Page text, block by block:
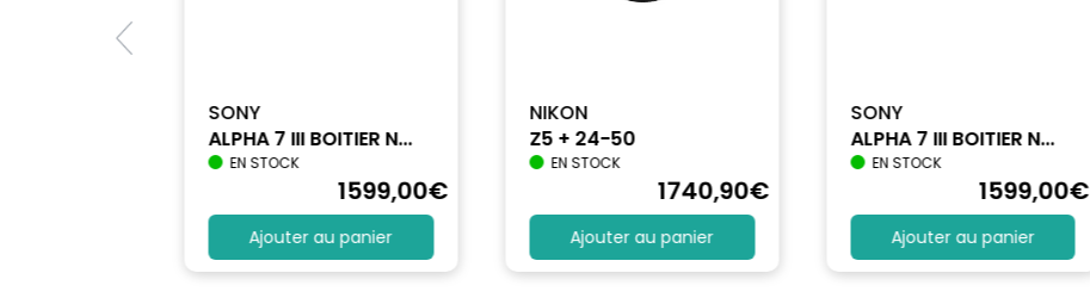
SONY
ALPHA 7 III BOITIER N...
EN STOCK
1599,00€
Ajouter au panier
NIKON
Z5 + 24-50
EN STOCK
1740,90€
Ajouter au panier
SONY
ALPHA 7 III BOITIER N...
EN STOCK
1599,00€
Ajouter au panier